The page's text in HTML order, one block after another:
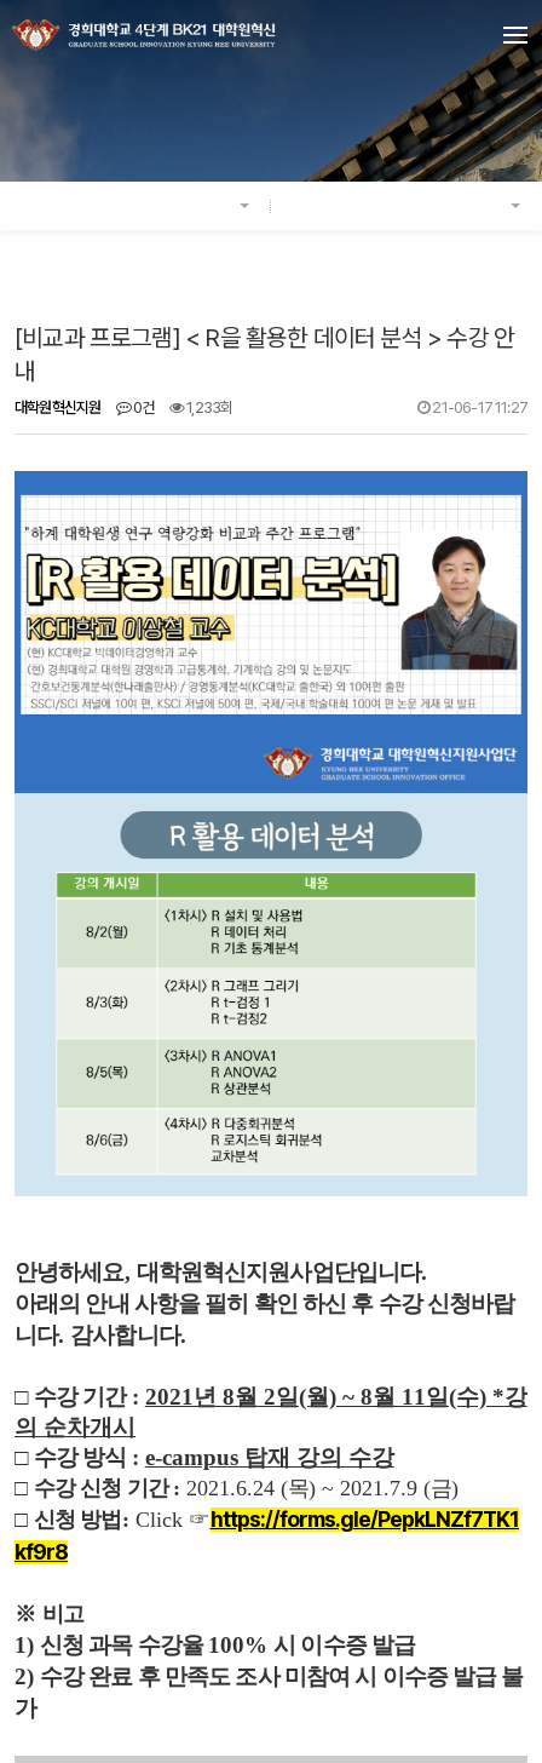
[비교과 프로그램] < R을 활용한 데이터 분석 > 수강 안
내
대학원혁신지원 0건 1,233회 21-06-17 11:27
안녕하세요, 대학원혁신지원사업단입니다.
아래의 안내 사항을 필히 확인 하신 후 수강 신청바랍
니다. 감사합니다.
□ 수강 기간: 2021년 8월 2일(월) ~ 8월 11일(수) *강
의 순차개시
□ 수강 방식 : e-campus 탑재 강의 수강
□ 수강 신청 기간: 2021.6.24 (목) ~ 2021.7.9 (금)
□ 신청 방법 : Click ☞https://forms.gle/PepkLNZf7TK1
kf9r8
※ 비고
1) 신청 과목 수강율100%시 이수증 발급
2) 수강 완료 후 만족도 조사 미참여 시 이수증 발급 불
가